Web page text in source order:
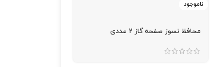
ناموجود
محافظ نسوز صفحه گاز 2 عددی